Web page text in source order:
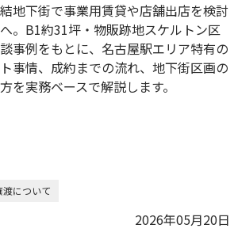
地下街で事業用賃貸や店舗出店を検討
。B1約31坪・物販跡地スケルトン区
事例をもとに、名古屋駅エリア特有の
事情、成約までの流れ、地下街区画の
を実務ベースで解説します。
について
2026年05月20日